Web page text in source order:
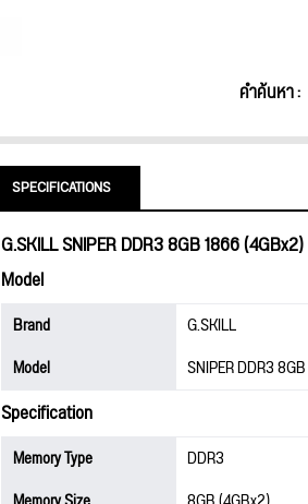
คำค้นหา :
SPECIFICATIONS
G.SKILL SNIPER DDR3 8GB 1866
Model
Brand
G.SKILL
Model
SNIPER DDR3
Specification
Memory Type
DDR3